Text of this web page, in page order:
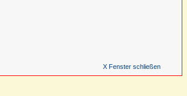
X Fenster schließen